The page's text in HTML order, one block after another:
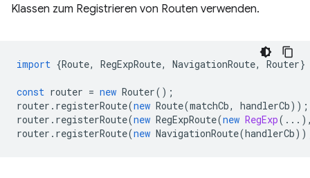
Klassen zum Registrieren von Routen verwenden.
import {Route, RegExpRoute, NavigationRoute, Router}
const router = new Router();
router . registerRoute(new Route(matchCb, handlerCb));
router . registerRoute(new RegExpRoute(new RegExp
router . registerRoute(new NavigationRoute(handlerCb